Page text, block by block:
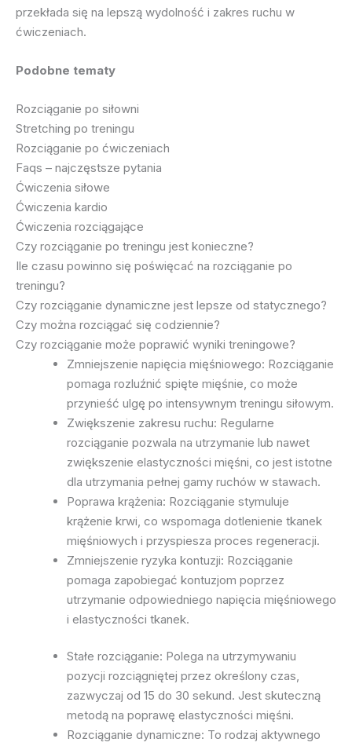
przekłada się na lepszą wydolność i zakres ruchu w
ćwiczeniach.
Podobne tematy
Rozciąganie po siłowni
Stretching po treningu
Rozciąganie po ćwiczeniach
Faqs – najczęstsze pytania
Ćwiczenia siłowe
Ćwiczenia kardio
Ćwiczenia rozciągające
Czy rozciąganie po treningu jest konieczne?
Ile czasu powinno się poświęcać na rozciąganie po
treningu?
Czy rozciąganie dynamiczne jest lepsze od statycznego?
Czy można rozciągać się codziennie?
Czy rozciąganie może poprawić wyniki treningowe?
Zmniejszenie napięcia mięśniowego: Rozciąganie
pomaga rozluźnić spięte mięśnie, co może
przynieść ulgę po intensywnym treningu siłowym.
Zwiększenie zakresu ruchu: Regularne
rozciąganie pozwala na utrzymanie lub nawet
zwiększenie elastyczności mięśni, co jest istotne
dla utrzymania pełnej gamy ruchów w stawach.
Poprawa krążenia: Rozciąganie stymuluje
krążenie krwi, co wspomaga dotlenienie tkanek
mięśniowych i przyspiesza proces regeneracji.
Zmniejszenie ryzyka kontuzji: Rozciąganie
pomaga zapobiegać kontuzjom poprzez
utrzymanie odpowiedniego napięcia mięśniowego
i elastyczności tkanek.
Stałe rozciąganie: Polega na utrzymywaniu
pozycji rozciągniętej przez określony czas,
zazwyczaj od 15 do 30 sekund. Jest skuteczną
metodą na poprawę elastyczności mięśni.
Rozciąganie dynamiczne: To rodzaj aktywnego